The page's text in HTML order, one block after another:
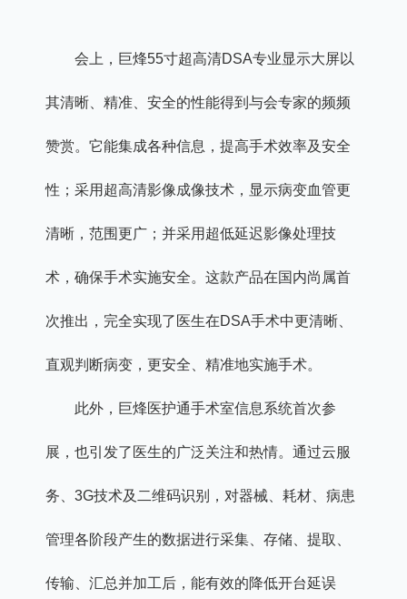
会上，巨烽55寸超高清DSA专业显示大屏以
其清晰、精准、安全的性能得到与会专家的频频
赞赏。它能集成各种信息，提高手术效率及安全
性；采用超高清影像成像技术，显示病变血管更
清晰，范围更广；并采用超低延迟影像处理技
术，确保手术实施安全。这款产品在国内尚属首
次推出，完全实现了医生在DSA手术中更清晰、
直观判断病变，更安全、精准地实施手术。
此外，巨烽医护通手术室信息系统首次参
展，也引发了医生的广泛关注和热情。通过云服
务、3G技术及二维码识别，对器械、耗材、病患
管理各阶段产生的数据进行采集、存储、提取、
传输、汇总并加工后，能有效的降低开台延误